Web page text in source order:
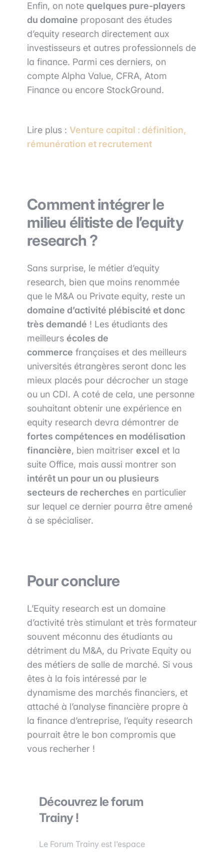
Enfin, on note quelques pure-players
du domaine proposant des études
d’equity research directement aux
investisseurs et autres professionnels de
la finance. Parmi ces derniers, on
compte Alpha Value, CFRA, Atom
Finance ou encore StockGround.
Lire plus : Venture capital : définition,
rémunération et recrutement
Comment intégrer le
milieu élitiste de l’equity
research ?
Sans surprise, le métier d’equity
research, bien que moins renommée
que le M&A ou Private equity, reste un
domaine d’activité plébiscité et donc
très demandé ! Les étudiants des
meilleurs écoles de
commerce françaises et des meilleurs
universités étrangères seront donc les
mieux placés pour décrocher un stage
ou un CDI. A coté de cela, une personne
souhaitant obtenir une expérience en
equity research devra démontrer de
fortes compétences en modélisation
financière, bien maitriser excel et la
suite Office, mais aussi montrer son
intérêt un pour un ou plusieurs
secteurs de recherches en particulier
sur lequel ce dernier pourra être amené
à se spécialiser.
Pour conclure
L’Equity research est un domaine
d’activité très stimulant et très formateur
souvent méconnu des étudiants au
détriment du M&A, du Private Equity ou
des métiers de salle de marché. Si vous
êtes à la fois intéressé par le
dynamisme des marchés financiers, et
attaché à l’analyse financière propre à
la finance d’entreprise, l’equity research
pourrait être le bon compromis que
vous recherher !
Découvrez le forum
Trainy !
Le Forum Trainy est l’espace